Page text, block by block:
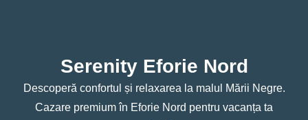
Serenity Eforie Nord
Descoperă confortul și relaxarea la malul Mării Negre.
Cazare premium în Eforie Nord pentru vacanța ta